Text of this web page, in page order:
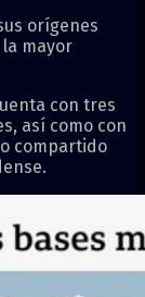
orígenes
mayor
con tres
así como con
compartido